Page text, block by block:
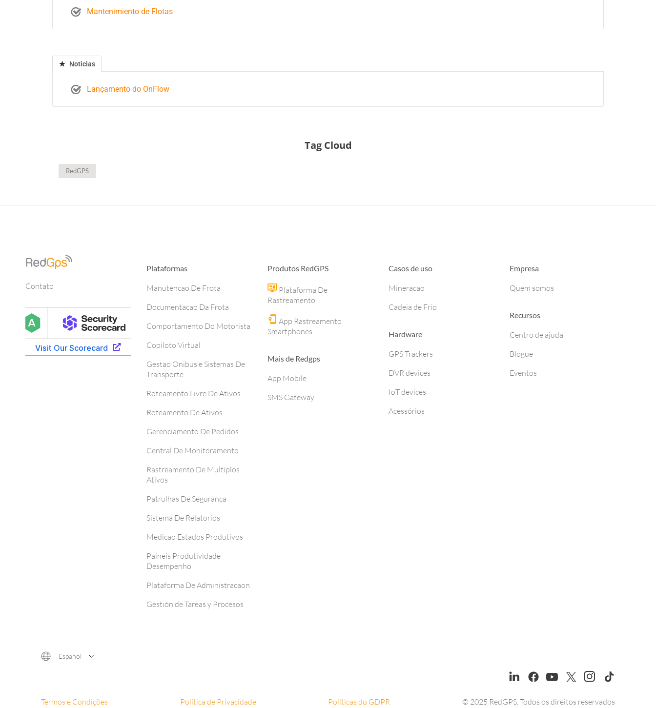
Mantenimiento de Flotas
Noticias
Lançamento do OnFlow
Tag Cloud
RedGPS
Contato
Plataformas
Manutencao De Frota
Documentacao Da Frota
Comportamento Do Motorista
Copiloto Virtual
Gestao Onibus e Sistemas De
Transporte
Roteamento Livre De Ativos
Roteamento De Ativos
Gerenciamento De Pedidos
Central De Monitoramento
Rastreamento De Multiplos
Ativos
Patrulhas De Seguranca
Sistema De Relatorios
Medicao Estados Produtivos
Paineis Produtividade
Desempenho
Plataforma De Administracaon
Gestión de Tareas y Procesos
Produtos RedGPS
Plataforma De
Rastreamento
App Rastreamento
Smartphones
Mais de Redgps
App Mobile
SMS Gateway
Casos de uso
Mineracao
Cadeia de Frio
Hardware
GPS Trackers
DVR devices
IoT devices
Acessórios
Empresa
Quem somos
Recursos
Centro de ajuda
Blogue
Eventos
Español
Termos e Condições Política de Privacidade Políticas do GDPR © 2025 RedGPS. Todos os direitos reservados